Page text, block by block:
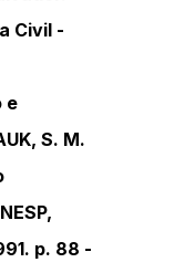
Civil -
e
S. M.
p. 88 -